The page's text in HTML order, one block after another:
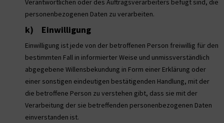
Verantwortlichen oder des Auftragsverarbeiters befugt sind, die
personenbezogenen Daten zu verarbeiten.
k) Einwilligung
Einwilligung ist jede von der betroffenen Person freiwillig für den
bestimmten Fall in informierter Weise und unmissverständlich
abgegebene Willensbekundung in Form einer Erklärung oder
einer sonstigen eindeutigen bestätigenden Handlung, mit der
die betroffene Person zu verstehen gibt, dass sie mit der
Verarbeitung der sie betreffenden personenbezogenen Daten
einverstanden ist.